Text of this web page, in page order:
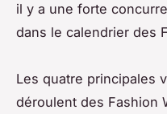
il y a une forte
dans le calendrier des
Les quatre principales
déroulent des Fashion